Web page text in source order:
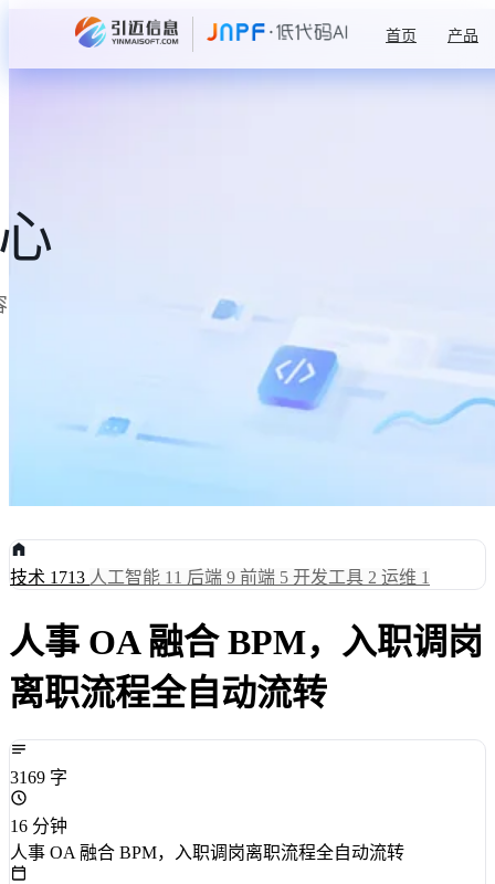
首页 产品
技术 1713 人工智能 11 后端 9 前端 5 开发工具 2 运维 1
人事 OA 融合 BPM，入职调岗
离职流程全自动流转
3169 字
16 分钟
人事 OA 融合 BPM，入职调岗离职流程全自动流转